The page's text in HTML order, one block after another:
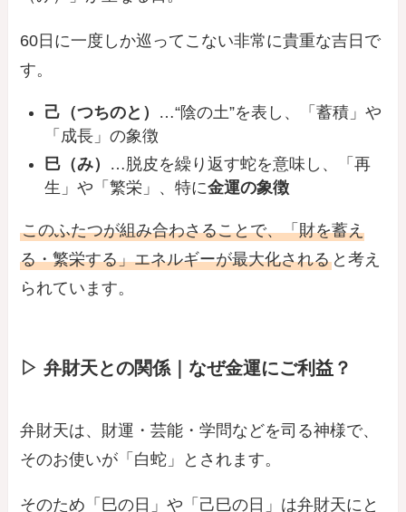
60日に一度しか巡ってこない非常に貴重な吉日で
す。
己（つちのと） …“陰の土”を表し、「蓄積」や
「成長」の象徴
巳（み） …脱皮を繰り返す蛇を意味し、「再
生」や「繁栄」、特に金運の象徴
このふたつが組み合わさることで、「財を蓄え
る・繁栄する」エネルギーが最大化される と考え
られています。
▷ 弁財天との関係｜なぜ金運にご利益？
弁財天は、財運・芸能・学問などを司る神様で、
そのお使いが「白蛇」とされます。
そのため「巳の日」や「己巳の日」は弁財天にと